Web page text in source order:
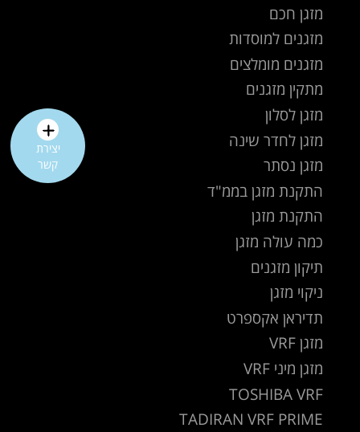
מזגן חכם
מזגנים למוסדות
מזגנים מומלצים
מתקין מזגנים
מזגן לסלון
מזגן לחדר שינה
מזגן נסתר
התקנת מזגן בממ"ד
התקנת מזגן
כמה עולה מזגן
תיקון מזגנים
ניקוי מזגן
תדיראן אקספרט
מזגן VRF
מזגן מיני VRF
TOSHIBA VRF
TADIRAN VRF PRIME
יצירת
קשר